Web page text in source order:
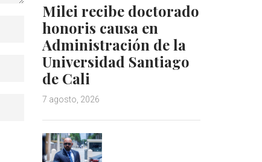
Milei recibe doctorado
honoris causa en
Administración de la
Universidad Santiago
de Cali
7 agosto, 2026